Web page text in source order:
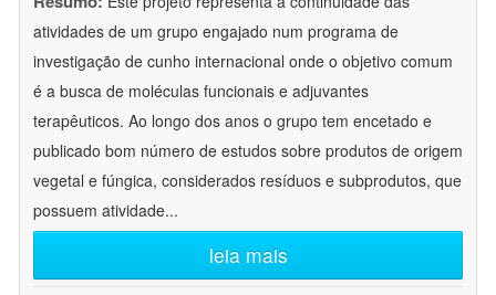
atividades de um grupo engajado num programa de
investigação de cunho internacional onde o objetivo comum
é a busca de moléculas funcionais e adjuvantes
terapêuticos. Ao longo dos anos o grupo tem encetado e
publicado bom número de estudos sobre produtos de origem
vegetal e fúngica, considerados resíduos e subprodutos, que
possuem atividade...
leia mais